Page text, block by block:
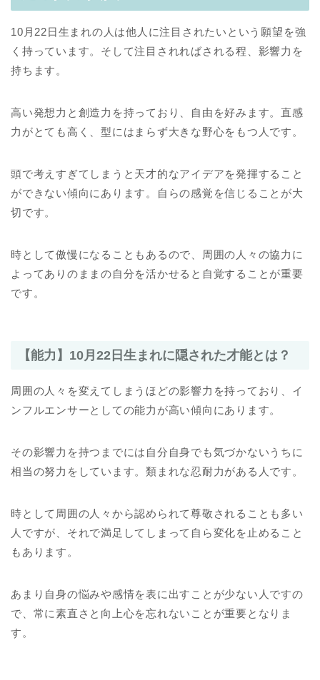
10月22日生まれの人は他人に注目されたいという願望を強
く持っています。そして注目されればされる程、影響力を
持ちます。
高い発想力と創造力を持っており、自由を好みます。直感
力がとても高く、型にはまらず大きな野心をもつ人です。
頭で考えすぎてしまうと天才的なアイデアを発揮すること
ができない傾向にあります。自らの感覚を信じることが大
切です。
時として傲慢になることもあるので、周囲の人々の協力に
よってありのままの自分を活かせると自覚することが重要
です。
【能力】10月22日生まれに隠された才能とは？
周囲の人々を変えてしまうほどの影響力を持っており、イ
ンフルエンサーとしての能力が高い傾向にあります。
その影響力を持つまでには自分自身でも気づかないうちに
相当の努力をしています。類まれな忍耐力がある人です。
時として周囲の人々から認められて尊敬されることも多い
人ですが、それで満足してしまって自ら変化を止めること
もあります。
あまり自身の悩みや感情を表に出すことが少ない人ですの
で、常に素直さと向上心を忘れないことが重要となりま
す。